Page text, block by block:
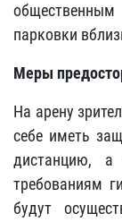
парковки
Меры
На арену
себе иметь
дистанцию,
требованиям
будут